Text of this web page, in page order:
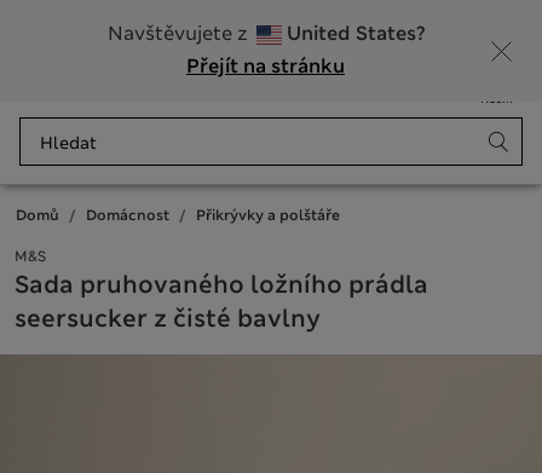
Navštěvujete z
United States?
Přejít na stránku
Košík
Domů Domácnost Přikrývky a polštáře
M&S
Sada pruhovaného ložního prádla
seersucker z čisté bavlny